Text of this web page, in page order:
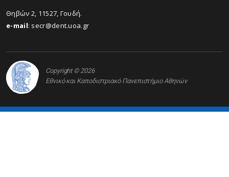
Θηβών 2, 11527, Γουδή.
e-mail: secr@dent.uoa.gr
Copyright © 2026
Εθνικό και Καποδιστριακό Πανεπιστήμιο Αθηνών